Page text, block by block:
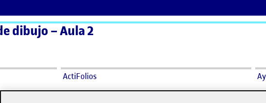
dibujo – Aula 2
ActiFolios